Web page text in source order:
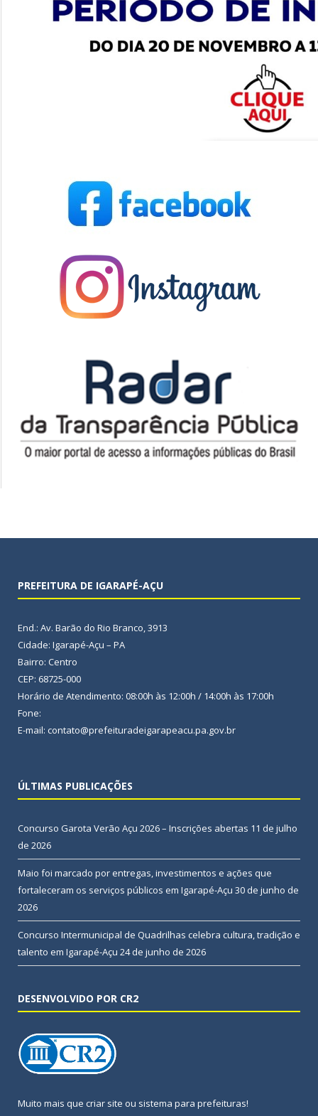
PREFEITURA DE IGARAPÉ-AÇU
End.: Av. Barão do Rio Branco, 3913
Cidade: Igarapé-Açu – PA
Bairro: Centro
CEP: 68725-000
Horário de Atendimento: 08:00h às 12:00h / 14:00h às 17:00h
Fone:
E-mail: contato@prefeituradeigarapeacu.pa.gov.br
ÚLTIMAS PUBLICAÇÕES
Concurso Garota Verão Açu 2026 – Inscrições abertas 11 de julho
de 2026
Maio foi marcado por entregas, investimentos e ações que
fortaleceram os serviços públicos em Igarapé-Açu 30 de junho de
2026
Concurso Intermunicipal de Quadrilhas celebra cultura, tradição e
talento em Igarapé-Açu 24 de junho de 2026
DESENVOLVIDO POR CR2
Muito mais que criar site ou sistema para prefeituras!